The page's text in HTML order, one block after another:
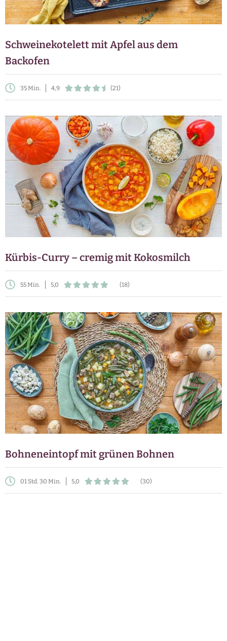
Schweinekotelett mit Apfel aus dem
Backofen
35 Min. 4,9 (21)
Kürbis-Curry – cremig mit Kokosmilch
55 Min. 5,0 (18)
Bohneneintopf mit grünen Bohnen
01 Std. 30 Min. 5,0 (30)